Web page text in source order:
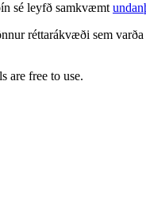
sé leyfð samkvæmt
réttarákvæði sem varða
are free to use.